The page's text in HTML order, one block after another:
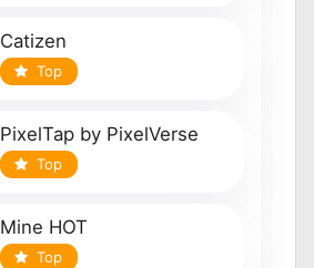
Catizen
Top
PixelTap by PixelVerse
Top
Mine HOT
Top